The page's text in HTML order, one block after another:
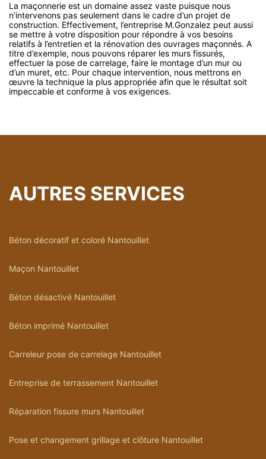
La maçonnerie est un domaine assez vaste puisque nous
n’intervenons pas seulement dans le cadre d’un projet de
construction. Effectivement, l’entreprise M.Gonzalez peut aussi
se mettre à votre disposition pour répondre à vos besoins
relatifs à l’entretien et la rénovation des ouvrages maçonnés. A
titre d’exemple, nous pouvons réparer les murs fissurés,
effectuer la pose de carrelage, faire le montage d’un mur ou
d’un muret, etc. Pour chaque intervention, nous mettrons en
œuvre la technique la plus appropriée afin que le résultat soit
impeccable et conforme à vos exigences.
AUTRES SERVICES
Béton décoratif et coloré Nantouillet
Maçon Nantouillet
Béton désactivé Nantouillet
Béton imprimé Nantouillet
Carreleur pose de carrelage Nantouillet
Entreprise de terrassement Nantouillet
Réparation fissure murs Nantouillet
Pose et changement grillage et clôture Nantouillet